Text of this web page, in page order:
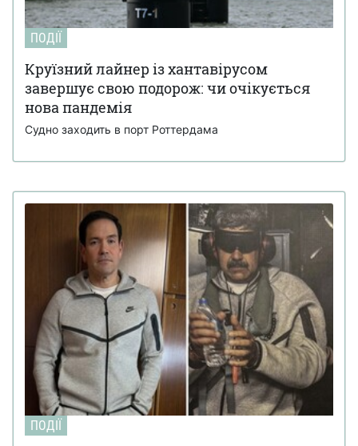
ПОДІЇ
Круїзний лайнер із хантавірусом
завершує свою подорож: чи очікується
нова пандемія
Судно заходить в порт Роттердама
ПОДІЇ